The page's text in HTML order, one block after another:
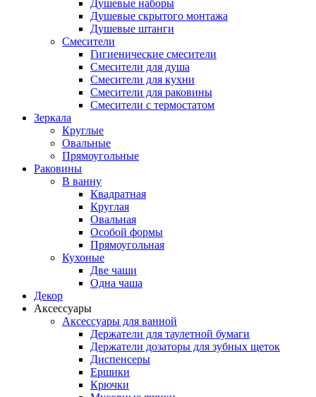
Душевые наборы
Душевые скрытого монтажа
Душевые штанги
Смесители
Гигиенические смесители
Смесители для душа
Смесители для кухни
Смесители для раковины
Смесители с термостатом
Зеркала
Круглые
Овальные
Прямоугольные
Раковины
В ванну
Квадратная
Круглая
Овальная
Особой формы
Прямоугольная
Кухоные
Две чаши
Одна чаша
Декор
Аксессуары
Аксессуары для ванной
Держатели для таулетной бумаги
Держатели дозаторы для зубных щеток
Диспенсеры
Ершики
Крючки